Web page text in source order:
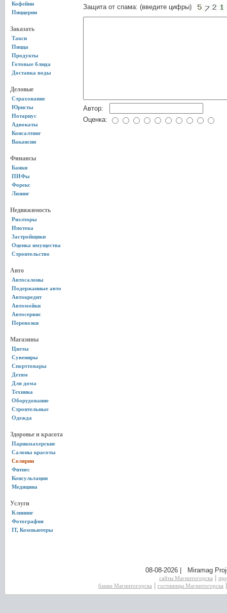
Кофейни
Пиццерии
Заказать
Такси
Пицца
Продукты
Готовые блюда
Доставка воды
Деловые
Страхование
Юристы
Нотариус
Адвокаты
Консалтинг
Вакансии
Финансы
Банки
ПИФы
Форекс
Лизинг
Недвижимость
Риэлторы
Ипотека
Застройщики
Оценка имущества
Строительство
Авто
Автосалоны
Подержанные авто
Автокредит
Автомойки
Автосервис
Перевозки
Магазины
Цветы
Сувениры
Спорттовары
Детям
Для дома
Техника
Оборудование
Строительные
Одежда
Здоровье и красота
Парикмахерские
Салоны красоты
Солярии
Фитнес
Консультации
Медицина
Услуги
Клининг
Фотография
IT, Компьютеры
Защита от спама: (введите цифры)
Автор:
Оценка:
08-08-2026 | Miramag
сайты Магнитогорска
банки Магнитогорска
гостиницы Магнитогорска